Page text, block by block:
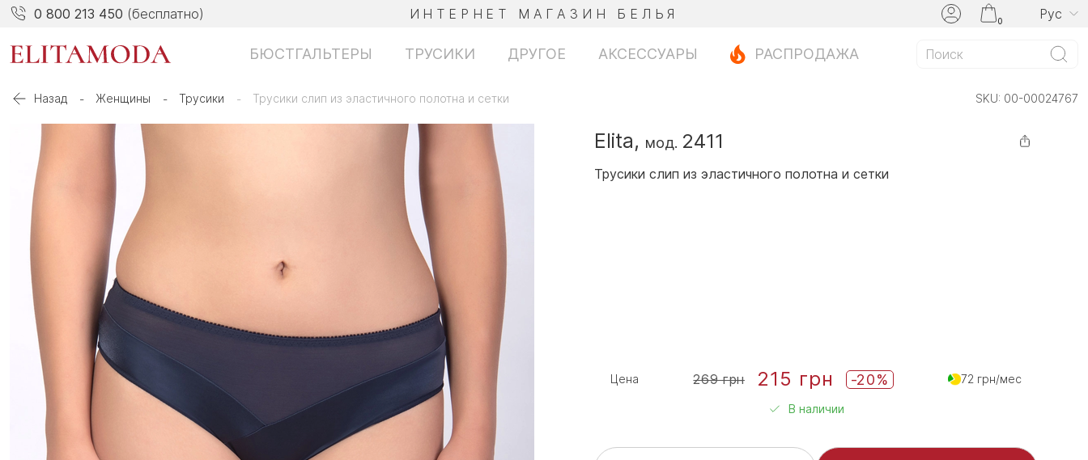
0 800 213 450 (бесплатно) ИНТЕРНЕТ МАГАЗИН БЕЛЬЯ 0 Рус
БЮСТГАЛЬТЕРЫ ТРУСИКИ ДРУГОЕ АКСЕССУАРЫ РАСПРОДАЖА
Назад Женщины Трусики Трусики слип из эластичного полотна и сетки SKU: 00-00024767
Elita, мод. 2411
Трусики слип из эластичного полотна и сетки
Цена 269 грн 215 грн -20% 72 грн/мес
В наличии